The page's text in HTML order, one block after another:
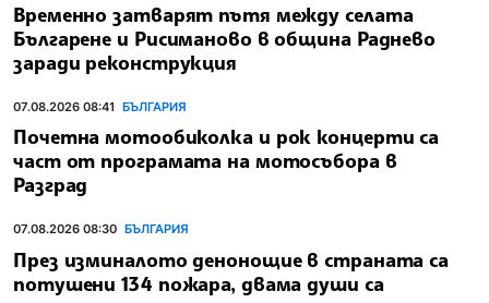
Временно затварят пътя между селата
Българене и Рисиманово в община Раднево
заради реконструкция
07.08.2026 08:41 БЪЛГАРИЯ
Почетна мотообиколка и рок концерти са
част от програмата на мотосъбора в
Разград
07.08.2026 08:30 БЪЛГАРИЯ
През изминалото денонощие в страната са
потушени 134 пожара, двама души са